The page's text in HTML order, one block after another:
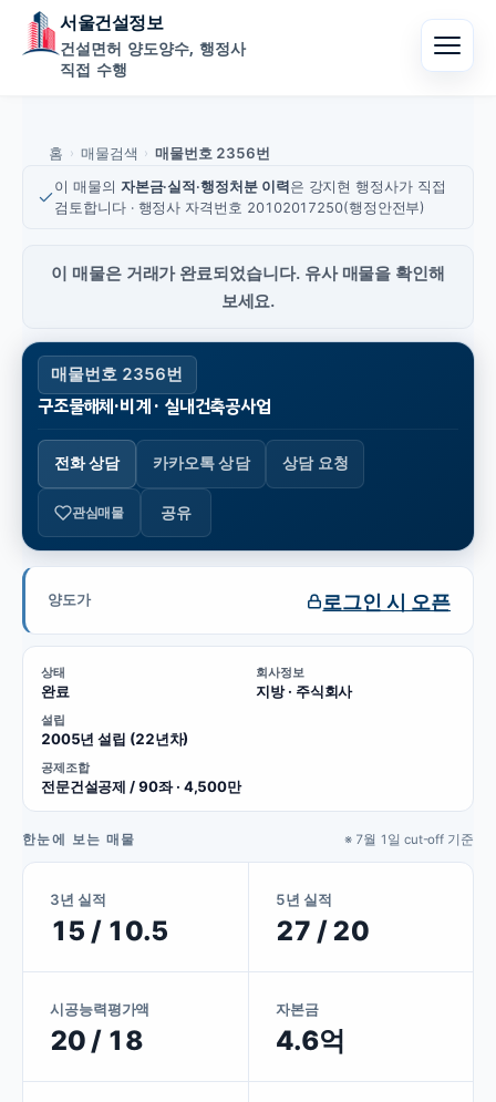
서울건설정보
건설면허 양도양수, 행정사
직접 수행
홈 › 매물검색 › 매물번호 2356번
이 매물의 자본금·실적·행정처분 이력 은 강지현 행정사가 직접
검토합니다 · 행정사 자격번호 20102017250(행정안전부)
이 매물은 거래가 완료되었습니다. 유사 매물을 확인해
보세요.
매물번호 2356번
구조물해체·비계 · 실내건축공사업
전화 상담 카카오톡 상담 상담 요청
관심매물 공유
양도가 로그인 시 오픈
상태
완료
회사정보
지방 · 주식회사
설립
2005년 설립 (22년차)
공제조합
전문건설공제 / 90좌 · 4,500만
한눈에 보는 매물 ※ 7월 1일 cut-off 기준
3년 실적
15 / 10.5
5년 실적
27 / 20
시공능력평가액
20 / 18
자본금
4.6억